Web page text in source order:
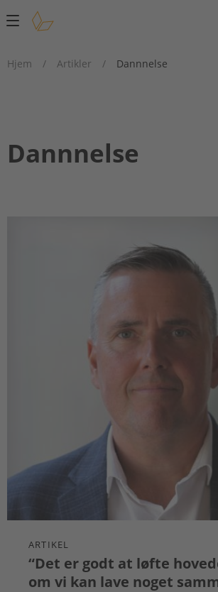
Main
Hjem
/ Artikler / Dannnelse
Dannnelse
ARTIKEL
“Det er godt at løfte
om vi kan lave noget